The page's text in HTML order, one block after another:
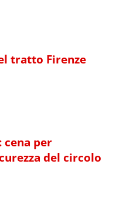
tratto Firenze
cena per
del circolo